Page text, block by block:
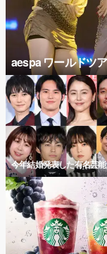
aespa ワールドツ
今年結婚発表した有名芸